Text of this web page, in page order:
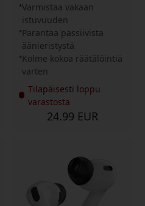
Varmistaa vakaan
istuvuuden
Parantaa passiivista
äänieristystä
Kolme kokoa räätälöintiä
varten
Tilapäisesti loppu
varastosta
24.99 EUR